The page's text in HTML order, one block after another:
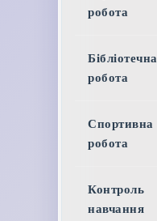
робота
Бібліотечна
робота
Спортивна
робота
Контроль
навчання